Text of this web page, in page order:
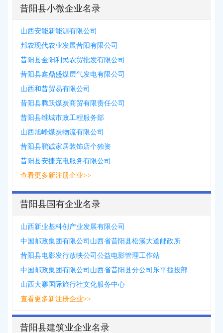
昔阳县小微企业名录
山西安能新能源有限公司
邦农现代农业发展昔阳有限公司
昔阳县金阳利民农贸批发有限公司
昔阳县鑫鼎盛煤层气发电有限公司
山西和昔贸易有限公司
昔阳县腾跃煤炭商贸有限责任公司
昔阳县维城市政工程服务部
山西旭峰煤炭物流有限公司
昔阳县鹏诚家居装饰店个独资
昔阳县安捷充电服务有限公司
查看更多新注册企业>>
昔阳县国有企业名录
山西新业基科创产业发展有限公司
中国邮政集团有限公司山西省昔阳县松溪大道邮政所
昔阳县电影发行放映公司公益电影管理工作站
中国邮政集团有限公司山西省昔阳县分公司乐平揽投部
山西大寨国际旅行社文化服务中心
查看更多新注册企业>>
昔阳县建筑业企业名录